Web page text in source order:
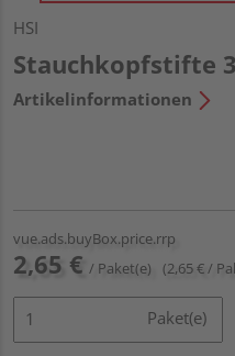
HSI
Stauchkopfstifte
Artikelinformationen
vue.ads.buyBox.price.rrp
2,65 € / Paket(e) (2,65 € /
Paket(e)